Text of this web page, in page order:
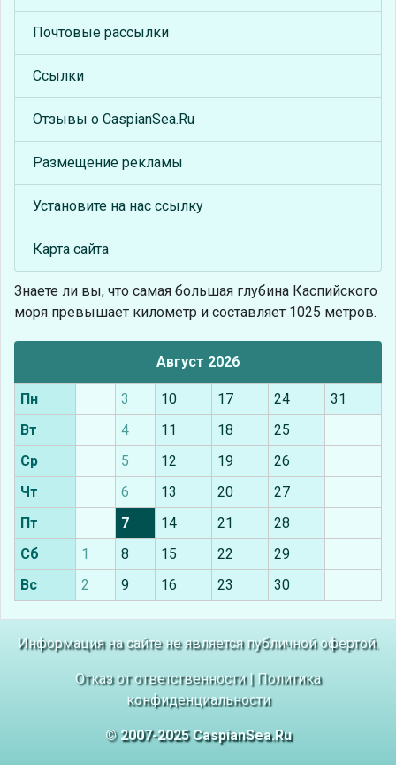
Почтовые рассылки
Ссылки
Отзывы о CaspianSea.Ru
Размещение рекламы
Установите на нас ссылку
Карта сайта
Знаете ли вы, что самая большая глубина Каспийского
моря превышает километр и составляет 1025 метров.
Август 2026
Пн 3 10 17 24
31
Вт
4 11 18
25
Ср
5 12 19
26
Чт
6 13 20
27
Пт
7 14 21
28
Сб
1 8 15 22
29
Вс
2 9 16 23 30
Информация на сайте не является публичной офертой.
Отказ от ответственности| Политика
конфиденциальности
© 2007-2025 CaspianSea.Ru